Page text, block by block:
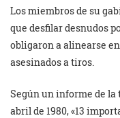
Los miembros de su
que desfilar desnudos
obligaron a alinearse
asesinados a tiros.
Según un informe de
abril de 1980, «13